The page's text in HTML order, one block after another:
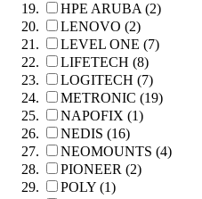
HPE ARUBA (2)
LENOVO (2)
LEVEL ONE (7)
LIFETECH (8)
LOGITECH (7)
METRONIC (19)
NAPOFIX (1)
NEDIS (16)
NEOMOUNTS (4)
PIONEER (2)
POLY (1)